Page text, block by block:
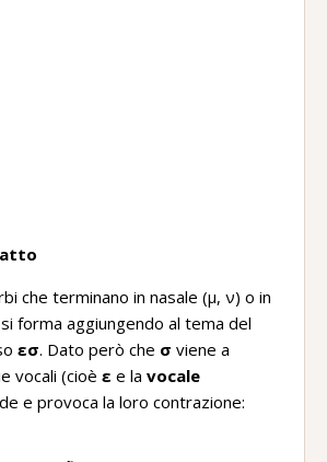
che terminano in nasale (μ, ν) o in
forma aggiungendo al tema del
εσ. Dato però che σ viene a
vocali (cioè ε e la vocale
e provoca la loro contrazione: